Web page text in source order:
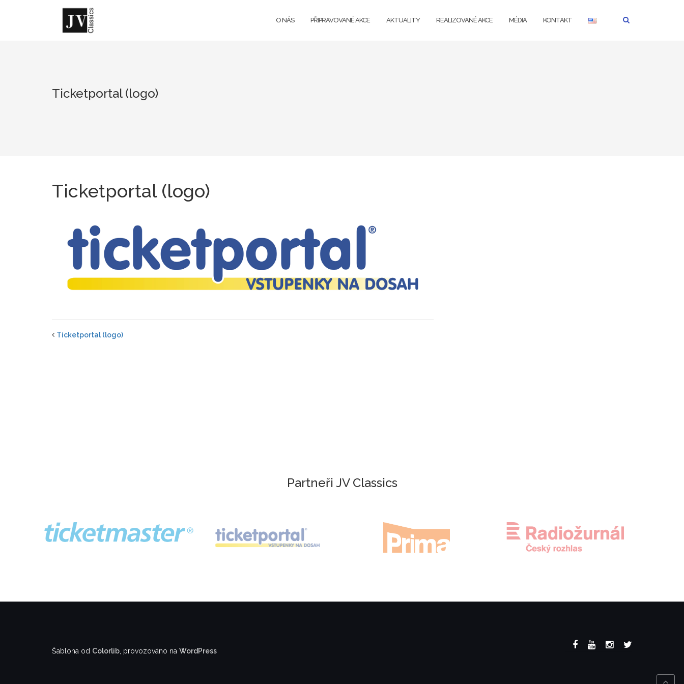
O NÁS PŘIPRAVOVANÉ AKCE AKTUALITY REALIZOVANÉ AKCE MÉDIA KONTAKT
Ticketportal (logo)
Ticketportal (logo)
Ticketportal (logo)
Partneři JV Classics
Šablona od Colorlib , provozováno na WordPress